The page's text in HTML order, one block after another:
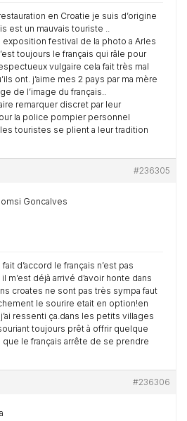
en Croatie je suis d’origine
est un mauvais touriste ..
exposition festival de la photo a Arles
toujours le français qui râle pour
vulgaire cela fait très mal
ont. j’aime mes 2 pays par ma mère
de l’image du français..
remarquer discret par leur
la police pompier personnel
touristes se plient a leur tradition
#236305
Goncalves
d’accord le français n’est pas
déjà arrivé d’avoir honte dans
croates ne sont pas très sympa faut
le sourire etait en option!en
ressenti ça.dans les petits villages
toujours prêt à offrir quelque
que le français arrête de se prendre
#236306